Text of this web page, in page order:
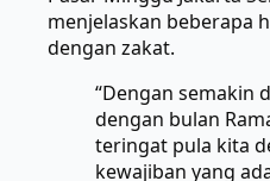
menjelaskan beberapa
dengan zakat.
“Dengan semakin
dengan bulan
teringat pula kita
kewajiban yang